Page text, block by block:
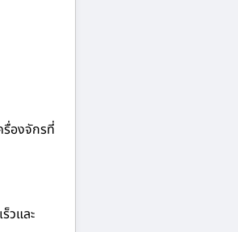
รื่องจักรที่
วและ